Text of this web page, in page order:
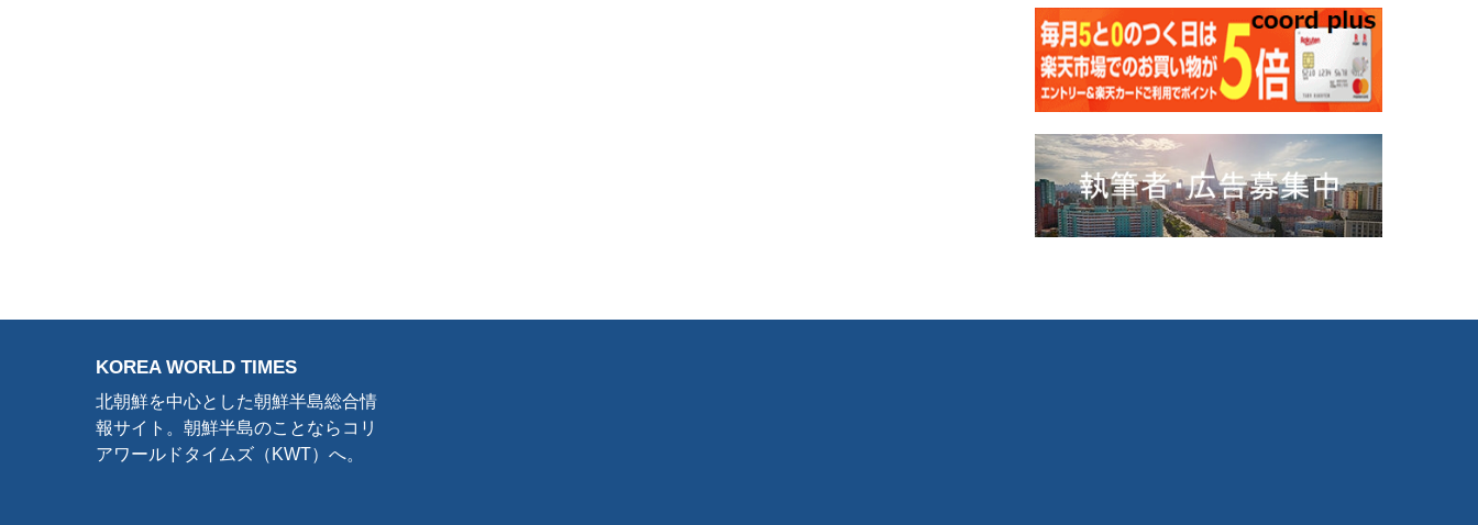
KOREA WORLD TIMES
北朝鮮を中心とした朝鮮半島総合情
報サイト。朝鮮半島のことならコリ
アワールドタイムズ（KWT）へ。